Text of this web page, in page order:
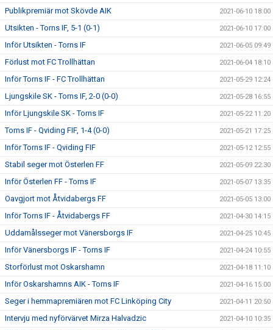
Publikpremiär mot Skövde AIK 2021-06-10 18:00
Utsikten - Torns IF, 5-1 (0-1) 2021-06-10 17:00
Inför Utsikten - Torns IF 2021-06-05 09:49
Förlust mot FC Trollhättan 2021-06-04 18:10
Inför Torns IF - FC Trollhättan 2021-05-29 12:24
Ljungskile SK - Torns IF, 2-0 (0-0) 2021-05-28 16:55
Inför Ljungskile SK - Torns IF 2021-05-22 11:20
Torns IF - Qviding FIF, 1-4 (0-0) 2021-05-21 17:25
Inför Torns IF - Qviding FIF 2021-05-12 12:55
Stabil seger mot Österlen FF 2021-05-09 22:30
Inför Österlen FF - Torns IF 2021-05-07 13:35
Oavgjort mot Åtvidabergs FF 2021-05-05 13:00
Inför Torns IF - Åtvidabergs FF 2021-04-30 14:15
Uddamålsseger mot Vänersborgs IF 2021-04-25 10:45
Inför Vänersborgs IF - Torns IF 2021-04-24 10:55
Storförlust mot Oskarshamn 2021-04-18 11:10
Inför Oskarshamns AIK - Torns IF 2021-04-16 15:00
Seger i hemmapremiären mot FC Linköping City 2021-04-11 20:50
Intervju med nyförvärvet Mirza Halvadzic 2021-04-10 10:35